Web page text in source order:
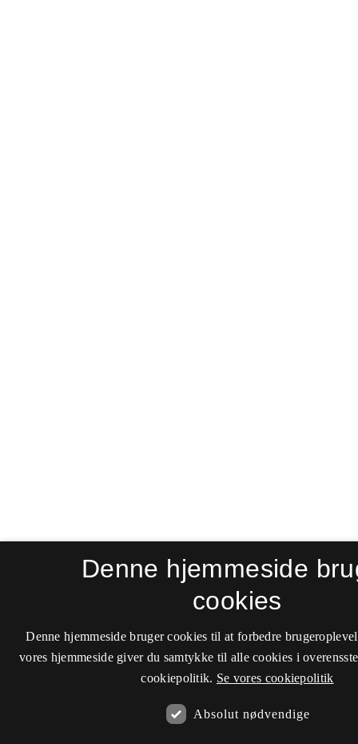
Denne hjemmeside
cookies
Denne hjemmeside bruger cookies til at forbedre
vores hjemmeside giver du samtykke til alle cookies i
cookiepolitik. Se vores cookiepolitik
Absolut nødvendige